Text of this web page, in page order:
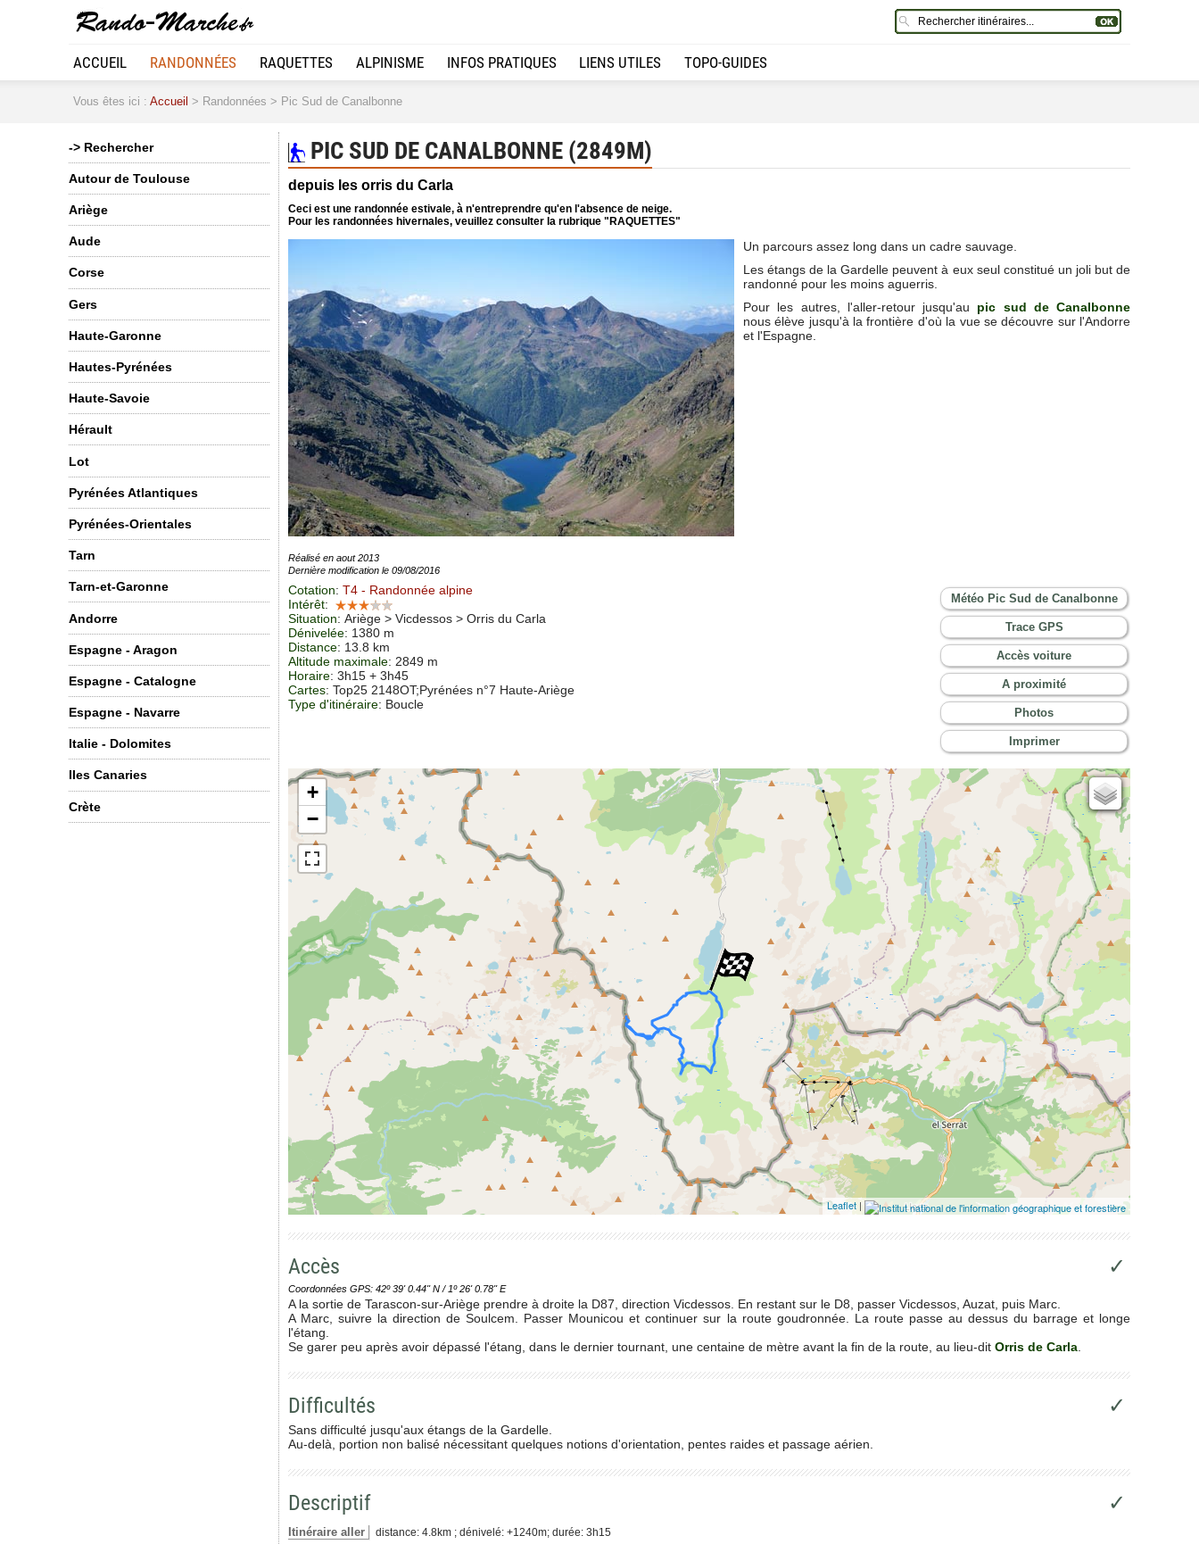
ACCUEIL RANDONNÉES RAQUETTES ALPINISME INFOS PRATIQUES LIENS UTILES TOPO-GUIDES
Vous êtes ici : Accueil > Randonnées > Pic Sud de Canalbonne
-> Rechercher
Autour de Toulouse
Ariège
Aude
Corse
Gers
Haute-Garonne
Hautes-Pyrénées
Haute-Savoie
Hérault
Lot
Pyrénées Atlantiques
Pyrénées-Orientales
Tarn
Tarn-et-Garonne
Andorre
Espagne - Aragon
Espagne - Catalogne
Espagne - Navarre
Italie - Dolomites
Iles Canaries
Crète
PIC SUD DE CANALBONNE (2849M)
depuis les orris du Carla
Ceci est une randonnée estivale, à n'entreprendre qu'en l'absence de neige.
Pour les randonnées hivernales, veuillez consulter la rubrique "RAQUETTES"
Un parcours assez long dans un cadre sauvage.
Les étangs de la Gardelle peuvent à eux seul constitué un joli but de
randonné pour les moins aguerris.
Pour les autres, l'aller-retour jusqu'au pic sud de Canalbonne
nous élève jusqu'à la frontière d'où la vue se découvre sur l'Andorre
et l'Espagne.
Réalisé en aout 2013
Dernière modification le 09/08/2016
Cotation: T4 - Randonnée alpine
Intérêt:
Situation: Ariège > Vicdessos > Orris du Carla
Dénivelée: 1380 m
Distance: 13.8 km
Altitude maximale: 2849 m
Horaire: 3h15 + 3h45
Cartes: Top25 2148OT;Pyrénées n°7 Haute-Ariège
Type d'itinéraire: Boucle
Météo Pic Sud de Canalbonne
Trace GPS
Accès voiture
A proximité
Photos
Imprimer
+
−
Cartes IGN
Open Topo Map
Open Street Map
ESRI Word Imagery
Photographies aériennes
Leaflet |
Accès ✓
Coordonnées GPS: 42º 39' 0.44'' N / 1º 26' 0.78'' E
A la sortie de Tarascon-sur-Ariège prendre à droite la D87, direction Vicdessos. En restant sur le D8, passer Vicdessos, Auzat, puis Marc.
A Marc, suivre la direction de Soulcem. Passer Mounicou et continuer sur la route goudronnée. La route passe au dessus du barrage et longe
l'étang.
Se garer peu après avoir dépassé l'étang, dans le dernier tournant, une centaine de mètre avant la fin de la route, au lieu-dit Orris de Carla
Difficultés ✓
Sans difficulté jusqu'aux étangs de la Gardelle.
Au-delà, portion non balisé nécessitant quelques notions d'orientation, pentes raides et passage aérien.
Descriptif ✓
Itinéraire aller distance: 4.8km ; dénivelé: +1240m; durée: 3h15